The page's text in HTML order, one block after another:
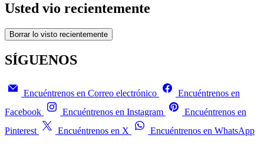
Usted vio recientemente
Borrar lo visto recientemente
SÍGUENOS
Encuéntrenos en Correo electrónico
Encuéntrenos en
Facebook
Encuéntrenos en Instagram
Encuéntrenos en
Pinterest
Encuéntrenos en X Encuéntrenos en WhatsApp